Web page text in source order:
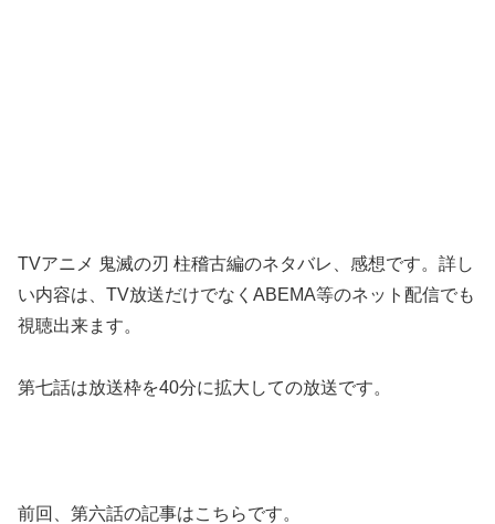
TVアニメ 鬼滅の刃 柱稽古編のネタバレ、感想です。詳し
い内容は、TV放送だけでなくABEMA等のネット配信でも
視聴出来ます。
第七話は放送枠を40分に拡大しての放送です。
前回、第六話の記事はこちらです。